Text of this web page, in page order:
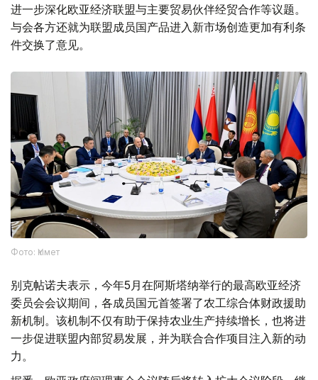
进一步深化欧亚经济联盟与主要贸易伙伴经贸合作等议题。
与会各方还就为联盟成员国产品进入新市场创造更加有利条
件交换了意见。
Фото: Үкімет
别克帖诺夫表示，今年5月在阿斯塔纳举行的最高欧亚经济
委员会会议期间，各成员国元首签署了农工综合体财政援助
新机制。该机制不仅有助于保持农业生产持续增长，也将进
一步促进联盟内部贸易发展，并为联合合作项目注入新的动
力。